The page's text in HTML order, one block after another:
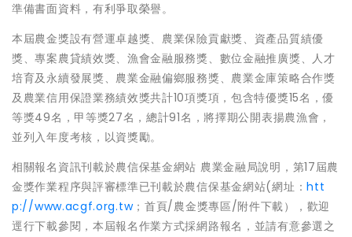
準備書面資料，有利爭取榮譽。
本屆農金獎設有營運卓越獎、農業保險貢獻獎、資產品質績優
獎、專案農貸績效獎、漁會金融服務獎、數位金融推廣獎、人才
培育及永續發展獎、農業金融偏鄉服務獎、農業金庫策略合作獎
及農業信用保證業務績效獎共計10項獎項，包含特優獎15名，優
等獎49名，甲等獎27名，總計91名，將擇期公開表揚農漁會，
並列入年度考核，以資獎勵。
相關報名資訊刊載於農信保基金網站 農業金融局說明，第17屆農
金獎作業程序與評審標準已刊載於農信保基金網站(網址：htt
p://www.acgf.org.tw；首頁/農金獎專區/附件下載），歡迎
逕行下載參閱，本屆報名作業方式採網路報名，並請有意參選之